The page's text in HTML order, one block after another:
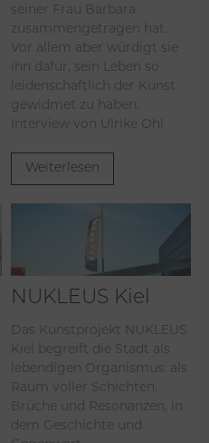
seiner Frau Barbara
zusammengetragen hat.
Vor allem aber würdigt sie
ihn dafür, sein Leben so
leidenschaftlich der Kunst
gewidmet zu haben.
Interview von Ulrike Ohl
Weiterlesen
NUKLEUS Kiel
Das Kunstprojekt NUKLEUS
Kiel begreift die Stadt als
lebendigen Organismus: als
Raum voller Schichten,
Brüche und Resonanzen, in
dem Geschichte und